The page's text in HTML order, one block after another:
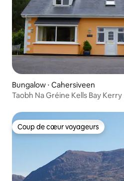
Bungalow ⋅ Cahersiveen
Taobh Na Gréine Kells Bay Kerry
Coup de cœur voyageurs
Coup de cœur voyageurs